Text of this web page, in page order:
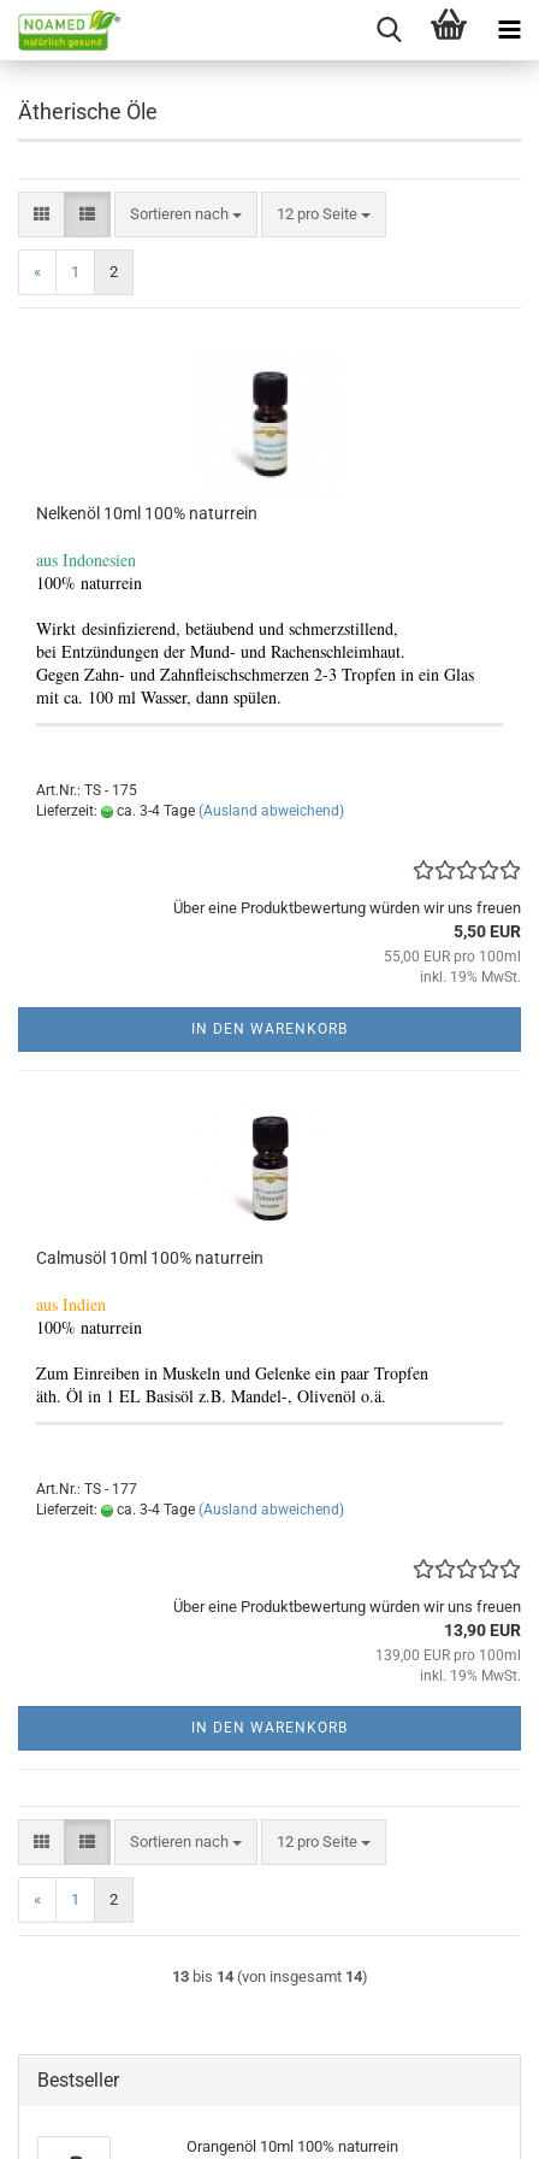
Ätherische Öle
Sortieren nach
Sortieren nach 12 pro Seite
pro Seite
« 1 2
Nelkenöl 10ml 100% naturrein
aus Indonesien
100% naturrein
Wirkt desinfizierend, betäubend und schmerzstillend,
bei Entzündungen der Mund- und Rachenschleimhaut.
Gegen Zahn- und Zahnfleischschmerzen 2-3 Tropfen in ein Glas
mit ca. 100 ml Wasser, dann spülen.
Art.Nr.: TS - 175
Lieferzeit:
ca. 3-4 Tage (Ausland abweichend)
Über eine Produktbewertung würden wir uns freuen
5,50 EUR
55,00 EUR pro 100ml
inkl. 19% MwSt.
IN DEN WARENKORB
Calmusöl 10ml 100% naturrein
aus Indien
100% naturrein
Zum Einreiben in Muskeln und Gelenke ein paar Tropfen
äth. Öl in 1 EL Basisöl z.B. Mandel-, Olivenöl o.ä.
Art.Nr.: TS - 177
Lieferzeit:
ca. 3-4 Tage (Ausland abweichend)
Über eine Produktbewertung würden wir uns freuen
13,90 EUR
139,00 EUR pro 100ml
inkl. 19% MwSt.
IN DEN WARENKORB
Sortieren nach
Sortieren nach 12 pro Seite
pro Seite
« 1 2
13bis 14(von insgesamt 14)
Bestseller
Orangenöl 10ml 100% naturrein